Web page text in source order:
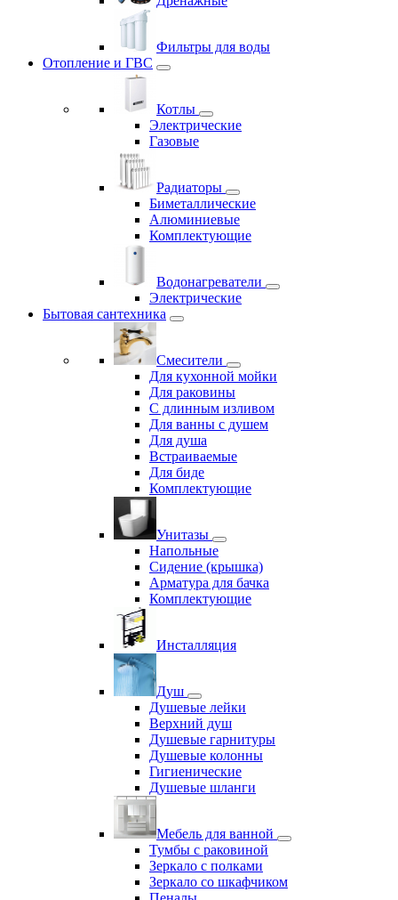
Фильтры для воды
Отопление и ГВС
Котлы
Электрические
Газовые
Радиаторы
Биметаллические
Алюминиевые
Комплектующие
Водонагреватели
Электрические
Бытовая сантехника
Смесители
Для кухонной мойки
Для раковины
С длинным изливом
Для ванны с душем
Для душа
Встраиваемые
Для биде
Комплектующие
Унитазы
Напольные
Сидение (крышка)
Арматура для бачка
Комплектующие
Инсталляция
Душ
Душевые лейки
Верхний душ
Душевые гарнитуры
Душевые колонны
Гигиенические
Душевые шланги
Мебель для ванной
Тумбы с раковиной
Зеркало с полками
Зеркало со шкафчиком